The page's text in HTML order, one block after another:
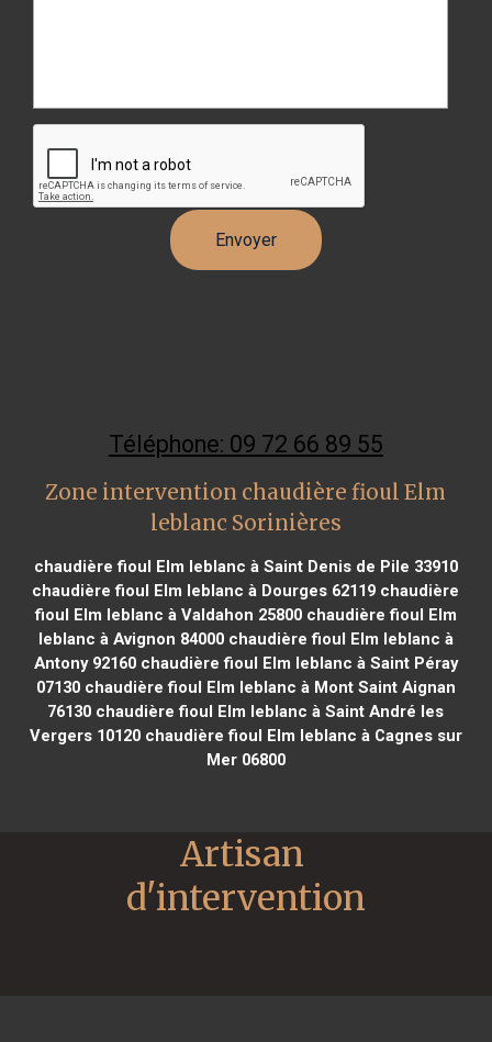
Téléphone: 09 72 66 89 55
Zone intervention chaudière fioul Elm
leblanc Sorinières
chaudière fioul Elm leblanc à Saint Denis de Pile 33910
chaudière fioul Elm leblanc à Dourges 62119 chaudière
fioul Elm leblanc à Valdahon 25800chaudière fioul Elm
leblanc à Avignon 84000chaudière fioul Elm leblanc à
Antony 92160chaudière fioul Elm leblanc à Saint Péray
07130chaudière fioul Elm leblanc à Mont Saint Aignan
76130 chaudière fioul Elm leblanc à Saint André les
Vergers 10120chaudière fioul Elm leblanc à Cagnes sur
Mer 06800
Artisan
d'intervention